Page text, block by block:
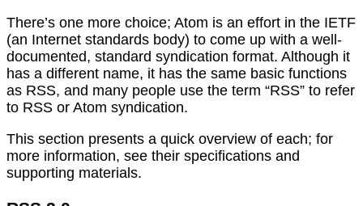
There’s one more choice; Atom is an effort in the IETF
(an Internet standards body) to come up with a well-
documented, standard syndication format. Although it
has a different name, it has the same basic functions
as RSS, and many people use the term “RSS” to refer
to RSS or Atom syndication.
This section presents a quick overview of each; for
more information, see their specifications and
supporting materials.